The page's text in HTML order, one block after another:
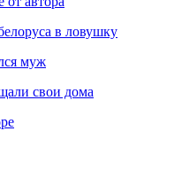
в ловушку
муж
свои дома